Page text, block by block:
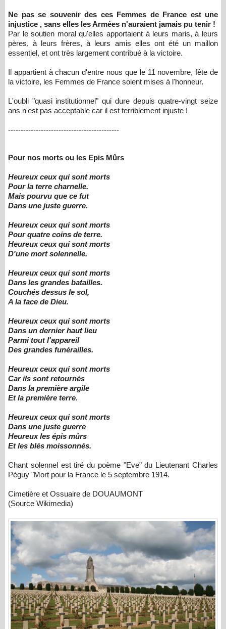
Ne pas se souvenir des ces Femmes de France est une
injustice , sans elles les Armées n'auraient jamais pu tenir !
Par le soutien moral qu'elles apportaient à leurs maris, à leurs
pères, à leurs frères, à leurs amis elles ont été un maillon
essentiel, et ont très largement contribué à la victoire.
Il appartient à chacun d'entre nous que le 11 novembre, fête de
la victoire, les Femmes de France soient mises à l'honneur.
L'oubli "quasi institutionnel" qui dure depuis quatre-vingt seize
ans n'est pas acceptable car il est terriblement injuste !
--------------------------------------------
Pour nos morts ou les Epis Mûrs
Heureux ceux qui sont morts
Pour la terre charnelle.
Mais pourvu que ce fut
Dans une juste guerre.
Heureux ceux qui sont morts
Pour quatre coins de terre.
Heureux ceux qui sont morts
D'une mort solennelle.
Heureux ceux qui sont morts
Dans les grandes batailles.
Couchés dessus le sol,
A la face de Dieu.
Heureux ceux qui sont morts
Dans un dernier haut lieu
Parmi tout l'appareil
Des grandes funérailles.
Heureux ceux qui sont morts
Car ils sont retournés
Dans la première argile
Et la première terre.
Heureux ceux qui sont morts
Dans une juste guerre
Heureux les épis mûrs
Et les blés moissonnés.
Chant solennel est tiré du poème "Eve" du Lieutenant Charles
Péguy "Mort pour la France le 5 septembre 1914.
Cimetière et Ossuaire de DOUAUMONT
(Source Wikimedia)